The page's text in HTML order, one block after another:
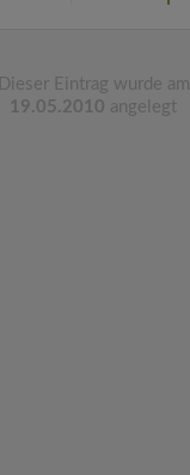
Dieser Eintrag wurde am
19.05.2010 angelegt